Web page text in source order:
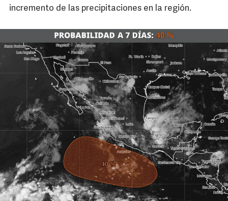
incremento de las precipitaciones en la región.